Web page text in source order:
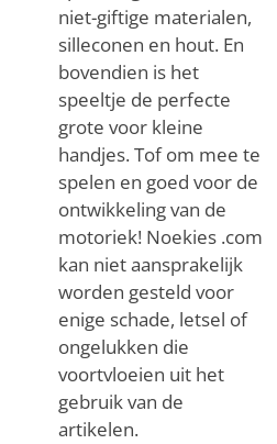
niet-giftige materialen,
silleconen en hout. En
bovendien is het
speeltje de perfecte
grote voor kleine
handjes. Tof om mee te
spelen en goed voor de
ontwikkeling van de
motoriek! Noekies .com
kan niet aansprakelijk
worden gesteld voor
enige schade, letsel of
ongelukken die
voortvloeien uit het
gebruik van de
artikelen.